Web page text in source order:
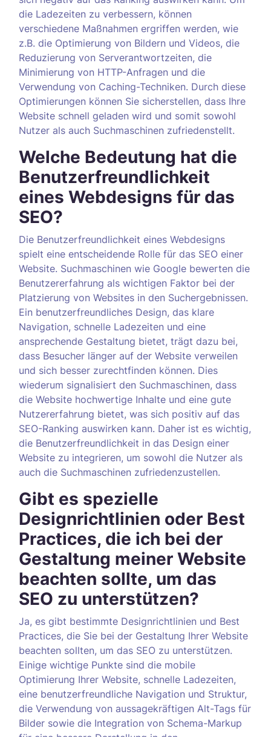
die Ladezeiten zu verbessern, können
verschiedene Maßnahmen ergriffen werden, wie
z.B. die Optimierung von Bildern und Videos, die
Reduzierung von Serverantwortzeiten, die
Minimierung von HTTP-Anfragen und die
Verwendung von Caching-Techniken. Durch diese
Optimierungen können Sie sicherstellen, dass Ihre
Website schnell geladen wird und somit sowohl
Nutzer als auch Suchmaschinen zufriedenstellt.
Welche Bedeutung hat die
Benutzerfreundlichkeit
eines Webdesigns für das
SEO?
Die Benutzerfreundlichkeit eines Webdesigns
spielt eine entscheidende Rolle für das SEO einer
Website. Suchmaschinen wie Google bewerten die
Benutzererfahrung als wichtigen Faktor bei der
Platzierung von Websites in den Suchergebnissen.
Ein benutzerfreundliches Design, das klare
Navigation, schnelle Ladezeiten und eine
ansprechende Gestaltung bietet, trägt dazu bei,
dass Besucher länger auf der Website verweilen
und sich besser zurechtfinden können. Dies
wiederum signalisiert den Suchmaschinen, dass
die Website hochwertige Inhalte und eine gute
Nutzererfahrung bietet, was sich positiv auf das
SEO-Ranking auswirken kann. Daher ist es wichtig,
die Benutzerfreundlichkeit in das Design einer
Website zu integrieren, um sowohl die Nutzer als
auch die Suchmaschinen zufriedenzustellen.
Gibt es spezielle
Designrichtlinien oder Best
Practices, die ich bei der
Gestaltung meiner Website
beachten sollte, um das
SEO zu unterstützen?
Ja, es gibt bestimmte Designrichtlinien und Best
Practices, die Sie bei der Gestaltung Ihrer Website
beachten sollten, um das SEO zu unterstützen.
Einige wichtige Punkte sind die mobile
Optimierung Ihrer Website, schnelle Ladezeiten,
eine benutzerfreundliche Navigation und Struktur,
die Verwendung von aussagekräftigen Alt-Tags für
Bilder sowie die Integration von Schema-Markup